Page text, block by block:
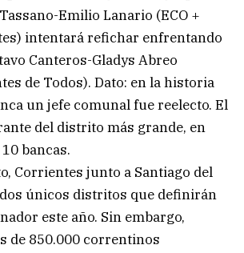
Emilio Lanario (ECO +
intentará refichar enfrentando
Canteros-Gladys Abreo
de Todos). Dato: en la historia
un jefe comunal fue reelecto. El
del distrito más grande, en
bancas.
Corrientes junto a Santiago del
únicos distritos que definirán
este año. Sin embargo,
de 850.000 correntinos